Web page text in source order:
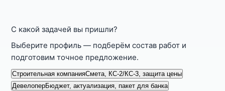
С какой задачей вы пришли?
Выберите профиль — подберём состав работ и
подготовим точное предложение.
Строительная компанияСмета, КС-2/КС-3, защита цены
ДевелоперБюджет, актуализация, пакет для банка